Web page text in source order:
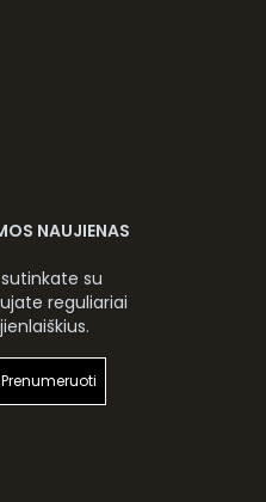
NAUJIENAS
su
reguliariai
Prenumeruoti